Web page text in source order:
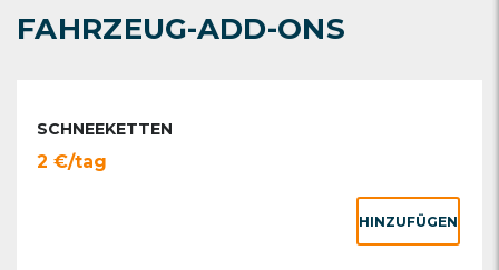
FAHRZEUG-ADD-ONS
SCHNEEKETTEN
2 €/tag
HINZUFÜGEN